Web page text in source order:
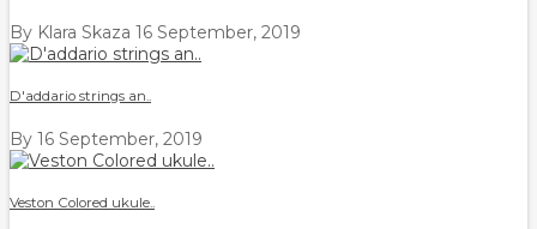
By Klara Skaza 16 September, 2019
D'addario strings an..
By 16 September, 2019
Veston Colored ukule..